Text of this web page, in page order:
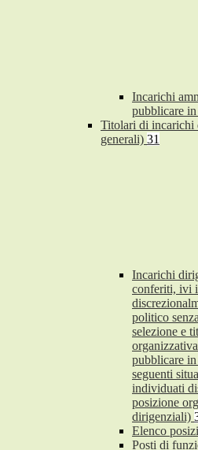
Incarichi
pubblicare
Titolari di incarichi
generali) 31
Incarichi
conferiti, ivi
politico
selezione e
pubblicare
seguenti
individuati
posizione
dirigenziali)
Elenco
Posti di